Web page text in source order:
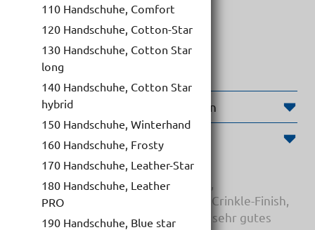
110 Handschuhe, Comfort
120 Handschuhe, Cotton-Star
130 Handschuhe, Cotton Star
long
140 Handschuhe, Cotton Star
hybrid
150 Handschuhe, Winterhand
160 Handschuhe, Frosty
170 Handschuhe, Leather-Star
180 Handschuhe, Leather
PRO
190 Handschuhe, Blue star
Weiterführende Informationen
Produktinformationen
nahtlose Strickhandschuhe in blau,
Naturkautschuk Beschichtung mit Crinkle-Finish,
perfekte Passform, atmungsaktiv, sehr gutes